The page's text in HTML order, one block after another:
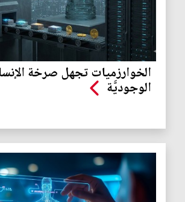
الخوارزميات تجهل صرخة
الوجوديَّة